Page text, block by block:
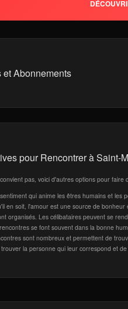
et Abonnements
pour Rencontrer à Saint-
pas, voici d'autres options pour faire
qui anime les êtres humains et
en soit, l'amour est une source de
organisés. Les célibataires peuvent se
se font souvent dans la bonne
sont nombreux et permettent de
la personne qui leur correspond et